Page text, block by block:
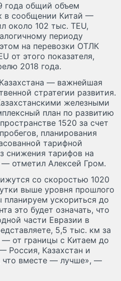
года общий объем
в сообщении Китай —
около 102 тыс. TEU,
периоду
на перевозки ОТЛК
от этого показателя,
2018 года.
— важнейшая
стратегии развития.
железными
план по развитию
1520 за счет
планирования
тарифной
снижения тарифов на
— отметил Алексей Гром.
со скоростью 1020
выше уровня прошлого
ускориться до
это будет означать, что
части Евразии в
5,5 тыс. км за
от границы с Китаем до
Россия, Казахстан и
что вместе — лучше», —